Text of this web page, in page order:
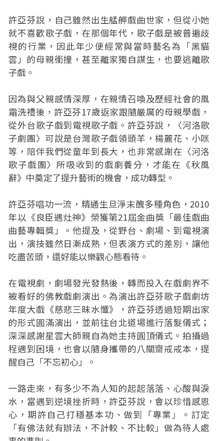
許亞芬說，自己雖然出生艋舺戲曲世家，但從小她
就不喜歡歌子戲，在那個年代，歌子戲是被普遍歧
視的行業，因此年少便經常與當時藝名為「黑貓
雲」的母親衝撞，甚至離家獨自謀生，也要逃離歌
子戲。
因為與父親感情深厚，在親情召喚及歷經社會的風
霜洗禮後，許亞芬17歲返家跟隨嚴厲的母親學戲，
從外台歌子戲到電視歌子戲。許亞芬說，〈河洛歌
子劇團〉可說是台灣歌子戲領頭羊，楊麗花、小咪
等，陪伴我們從童年到長大，也非常感謝在〈河洛
歌子戲團〉所吸收到的戲劇養分，才能在《秋風
辭》中奠定了提升藝術的機會，成功轉型。
許亞芬唱功一流，精通生旦淨末醜多種角色，2010
年以《良臣遇灶神》榮獲第21屆金曲獎「最佳戲曲
曲藝專輯獎」。他提及，從野台、劇場、到電視演
出，演技雖然日漸成熟，但表演方式的差別，讓他
吃盡苦頭，還好能以樂觀心態看待。
在電視劇，劇場發光發熱後，轉而投入在戲劇界不
被看好的佛教戲劇演出。為演出許亞芬歌子戲劇坊
年度大戲《慈悲三昧水懺》，許亞芬透過短期出家
的形式圓滿演出，並前往台北道場進行落髮儀式；
深深感謝星雲大師親自為她主持圓頂儀式。拍攝過
程遇到困境，也會以隨身攜帶的八關齋戒戒本，提
醒自己「不忘初心」。
一路走來，有多少不為人知的起起落落、心酸與淚
水，當遇到逆境挫折時，許亞芬說，會以珍惜感恩
心，期許自己打穩基本功、做到「專業」。訂定
「有佛法就有辦法，不計較、不比較」做為待人處